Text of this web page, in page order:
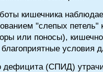
кишечника
"слепых петель"
или поносы),
условия
дефицита (СПИД)